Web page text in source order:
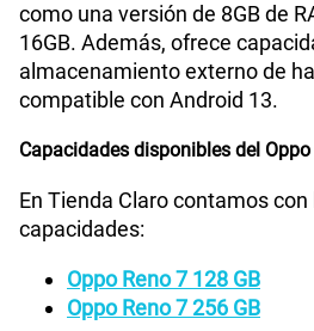
como una versión de 8GB de
16GB. Además, ofrece
almacenamiento externo de
compatible con Android 13.
Capacidades disponibles del Oppo
En Tienda Claro contamos
capacidades:
Oppo Reno 7 128 GB
Oppo Reno 7 256 GB